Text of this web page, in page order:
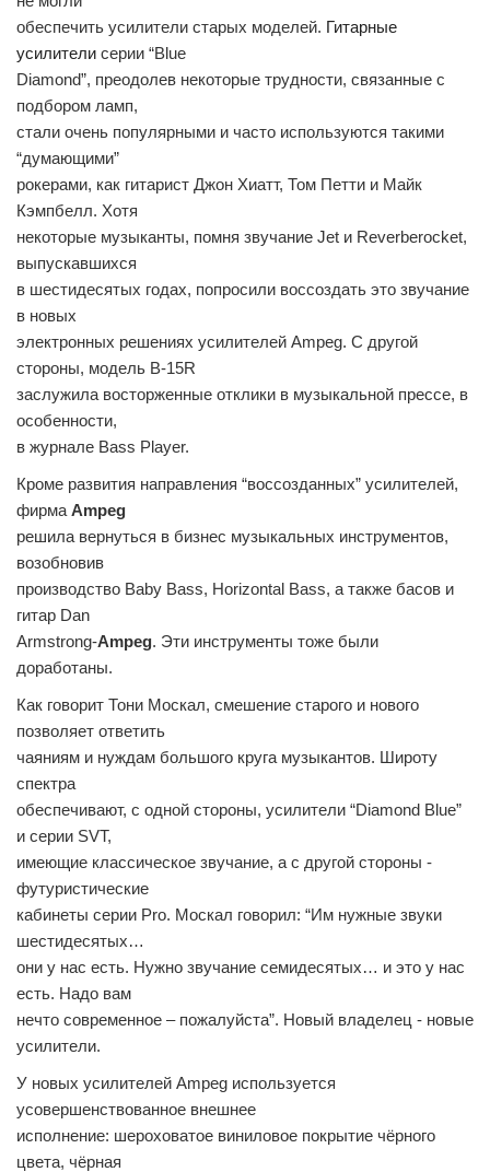
обеспечить усилители старых моделей. Гитарные
усилители серии “Blue
Diamond”, преодолев некоторые трудности, связанные с
подбором ламп,
стали очень популярными и часто используются такими
“думающими”
рокерами, как гитарист Джон Хиатт, Том Петти и Майк
Кэмпбелл. Хотя
некоторые музыканты, помня звучание Jet и Reverberocket,
выпускавшихся
в шестидесятых годах, попросили воссоздать это звучание
в новых
электронных решениях усилителей Ampeg. С другой
стороны, модель B-15R
заслужила восторженные отклики в музыкальной прессе, в
особенности,
в журнале Bass Player.
Кроме развития направления “воссозданных” усилителей,
фирма Ampeg
решила вернуться в бизнес музыкальных инструментов,
возобновив
производство Baby Bass, Horizontal Bass, а также басов и
гитар Dan
Armstrong-Ampeg. Эти инструменты тоже были
доработаны.
Как говорит Тони Москал, смешение старого и нового
позволяет ответить
чаяниям и нуждам большого круга музыкантов. Широту
спектра
обеспечивают, с одной стороны, усилители “Diamond Blue”
и серии SVT,
имеющие классическое звучание, а с другой стороны -
футуристические
кабинеты серии Pro. Москал говорил: “Им нужные звуки
шестидесятых…
они у нас есть. Нужно звучание семидесятых… и это у нас
есть. Надо вам
нечто современное – пожалуйста”. Новый владелец - новые
усилители.
У новых усилителей Ampeg используется
усовершенствованное внешнее
исполнение: шероховатое виниловое покрытие чёрного
цвета, чёрная